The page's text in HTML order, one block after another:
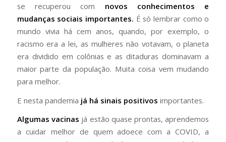
se recuperou com novos conhecimentos e
mudanças sociais importantes. É só lembrar como o
mundo vivia há cem anos, quando, por exemplo, o
racismo era a lei, as mulheres não votavam, o planeta
era dividido em colônias e as ditaduras dominavam a
maior parte da população. Muita coisa vem mudando
para melhor.
E nesta pandemia já há sinais positivos importantes.
Algumas vacinas já estão quase prontas, aprendemos
a cuidar melhor de quem adoece com a COVID, a